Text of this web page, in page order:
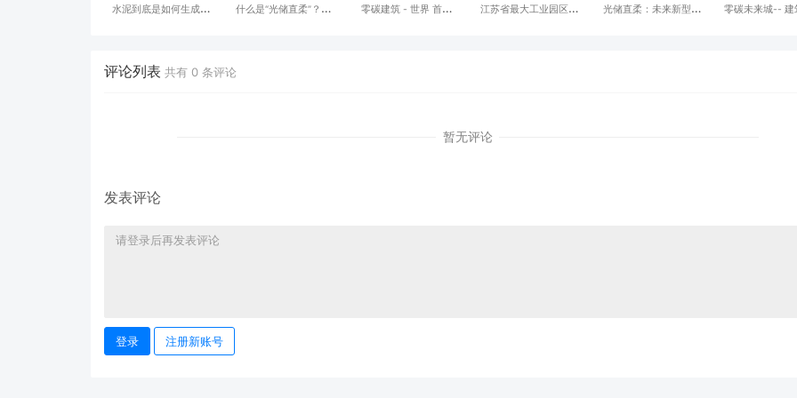
水泥到底是如何生成出
什么是“光储直柔”？什
零碳建筑 - 世界 首座
江苏省最大工业园区级
光储直柔：未来新型电
零碳未来城-- 建
评论列表 共有 0 条评论
暂无评论
发表评论
登录 注册新账号